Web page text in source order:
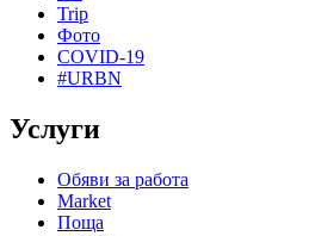
Trip
Фото
COVID-19
#URBN
Услуги
Обяви за работа
Market
Поща